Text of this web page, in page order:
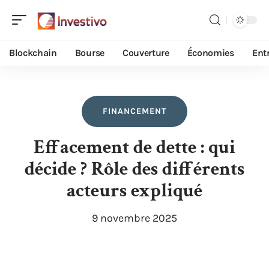
Blockchain Bourse Couverture Économies
FINANCEMENT
Effacement de dette : qui
décide ? Rôle des différents
acteurs expliqué
9 novembre 2025